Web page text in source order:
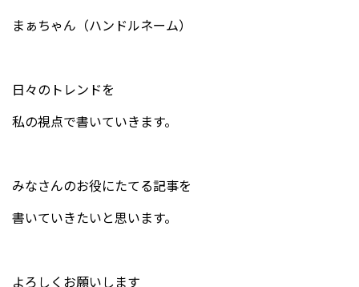
まぁちゃん（ハンドルネーム）
日々のトレンドを
私の視点で書いていきます。
みなさんのお役にたてる記事を
書いていきたいと思います。
よろしくお願いします